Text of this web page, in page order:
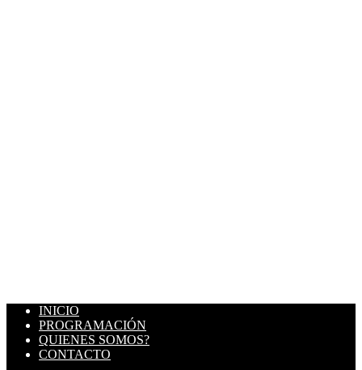
INICIO
PROGRAMACIÓN
QUIENES SOMOS?
CONTACTO